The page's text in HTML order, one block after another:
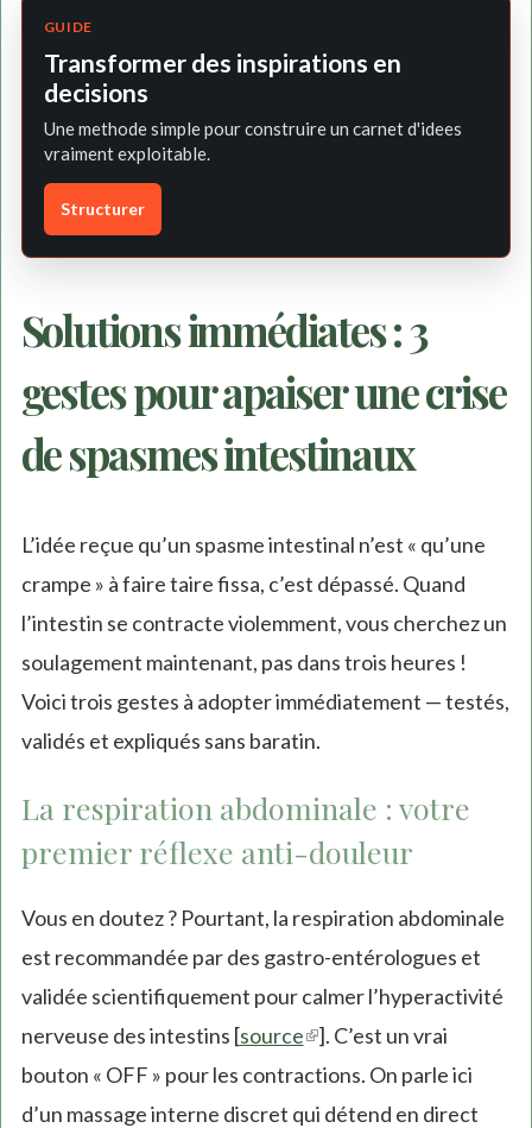
GUIDE
Transformer des inspirations en
decisions
Une methode simple pour construire un carnet d'idees
vraiment exploitable.
Structurer
Solutions immédiates : 3
gestes pour apaiser une crise
de spasmes intestinaux
L’idée reçue qu’un spasme intestinal n’est « qu’une
crampe » à faire taire fissa, c’est dépassé. Quand
l’intestin se contracte violemment, vous cherchez un
soulagement maintenant, pas dans trois heures !
Voici trois gestes à adopter immédiatement — testés,
validés et expliqués sans baratin.
La respiration abdominale : votre
premier réflexe anti-douleur
Vous en doutez ? Pourtant, la respiration abdominale
est recommandée par des gastro-entérologues et
validée scientifiquement pour calmer l’hyperactivité
nerveuse des intestins [source(link
is
external)
]. C’est un vrai
bouton « OFF » pour les contractions. On parle ici
d’un massage interne discret qui détend en direct